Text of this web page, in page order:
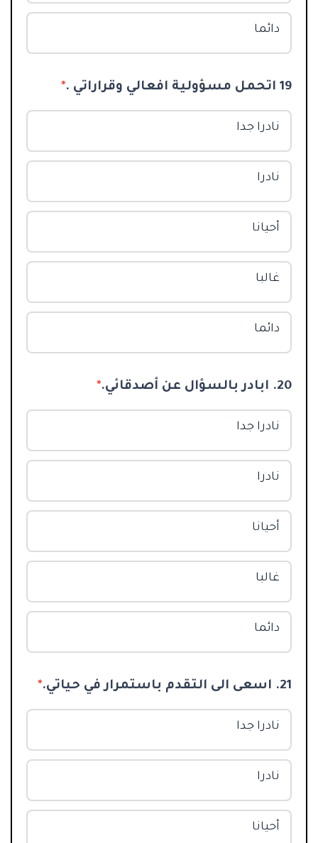
دائما
19 اتحمل مسؤولية افعالي وقراراتي . *
نادرا جدا
نادرا
أحيانا
غالبا
دائما
20. ابادر بالسؤال عن أصدقائي. *
نادرا جدا
نادرا
أحيانا
غالبا
دائما
21. اسعى الى التقدم باستمرار في حياتي. *
نادرا جدا
نادرا
أحيانا